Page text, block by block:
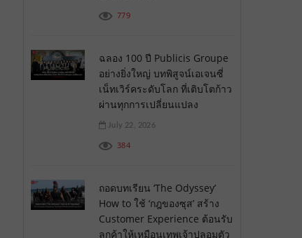
779
ฉลอง 100 ปี Publicis Groupe
อย่างยิ่งใหญ่ บทพิสูจน์เอเจนซี่
เน็ทเวิร์คระดับโลก ที่เติบโตก้าว
ผ่านทุกการเปลี่ยนแปลง
July 22, 2026
384
ถอดบทเรียน ‘The Odyssey’
How to ใช้ ‘กฎของซุส’ สร้าง
Customer Experience ต้อนรับ
ลูกค้าให้เหมือนเทพเจ้าปลอมตัว